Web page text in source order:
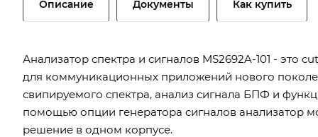
Описание Документы Как купить
Анализатор спектра и сигналов MS2692A-101 - это
для коммуникационных приложений нового
свипируемого спектра, анализ сигнала БПФ и
помощью опции генератора сигналов анализатор
решение в одном корпусе.